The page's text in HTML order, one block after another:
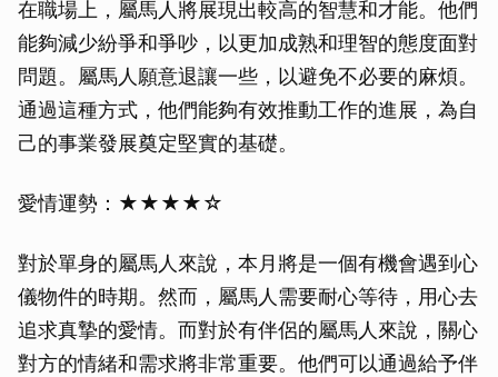
在職場上，屬馬人將展現出較高的智慧和才能。他們
能夠減少紛爭和爭吵，以更加成熟和理智的態度面對
問題。屬馬人願意退讓一些，以避免不必要的麻煩。
通過這種方式，他們能夠有效推動工作的進展，為自
己的事業發展奠定堅實的基礎。
愛情運勢：★★★★☆
對於單身的屬馬人來說，本月將是一個有機會遇到心
儀物件的時期。然而，屬馬人需要耐心等待，用心去
追求真摯的愛情。而對於有伴侶的屬馬人來說，關心
對方的情緒和需求將非常重要。他們可以通過給予伴